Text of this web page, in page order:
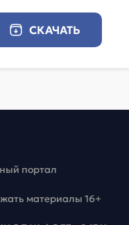
СКАЧАТЬ
портал
материалы 16+